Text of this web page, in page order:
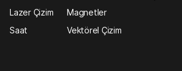
Lazer Çizim
Magnetler
Saat
Vektörel Çizim